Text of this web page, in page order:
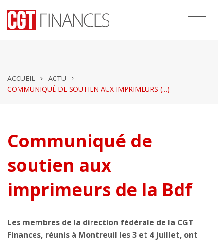
ACCUEIL
ACTU
COMMUNIQUÉ DE SOUTIEN AUX IMPRIMEURS (…)
Communiqué de
soutien aux
imprimeurs de la Bdf
Les membres de la direction fédérale de la CGT
Finances, réunis à Montreuil les 3 et 4 juillet, ont